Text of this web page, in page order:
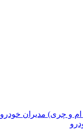
و چری) مدیران خودرو